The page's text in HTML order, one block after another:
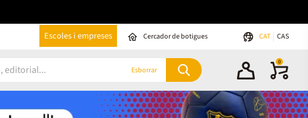
Escoles i empreses Cercador de botigues CAT CAS
Esborrar
0